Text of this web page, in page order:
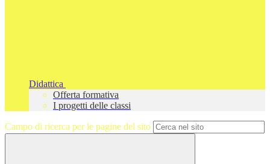
Didattica
Offerta formativa
I progetti delle classi
Campo di ricerca per le pagine del sito